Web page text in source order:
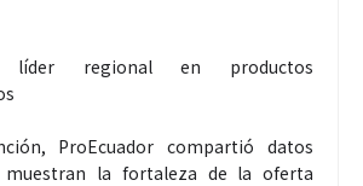
líder regional en productos
ProEcuador compartió datos
muestran la fortaleza de la oferta